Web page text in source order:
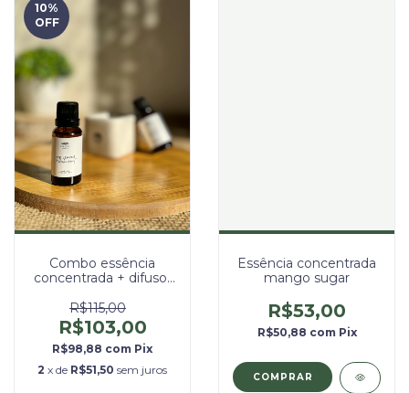
10%
OFF
Combo essência
concentrada + difusor
R$115,00
R$103,00
R$98,88 com Pix
2 x de R$51,50 sem juros
Essência concentrada
mango sugar
R$53,00
R$50,88 com Pix